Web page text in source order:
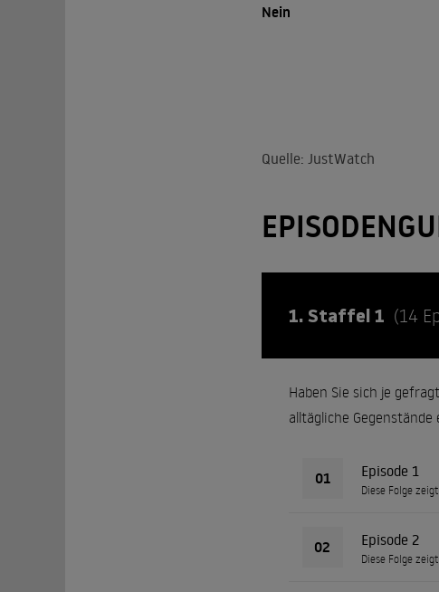
Nein
Quelle: JustWatch
1. Staffel 1 (14
Haben Sie sich je
alltägliche Gegenstände
01 Episode 1
Diese Folge
02 Episode 2
Diese Folge